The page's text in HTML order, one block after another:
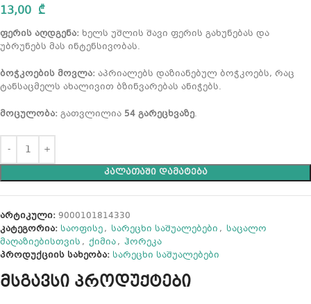
13,00 ₾
ფერის აღდგენა: ხელს უშლის შავი ფერის გახუნებას და
უბრუნებს მას ინტენსივობას.
ბოჭკოების მოვლა: აპრიალებს დაზიანებულ ბოჭკოებს, რაც
ტანსაცმელს ახალივით ბზინვარებას ანიჭებს.
მოცულობა: გათვლილია 54 გარეცხვაზე.
ᲙᲐᲚᲐᲗᲐᲨᲘ ᲓᲐᲛᲐᲢᲔᲑᲐ
არტიკული: 9000101814330
კატეგორია: საოფისე, სარეცხი საშუალებები , საცალო
მაღაზიებისთვის , ქიმია, ჰორეკა
პროდუქციის სახეობა: სარეცხი საშუალებები
მსგავსი პროდუქტები